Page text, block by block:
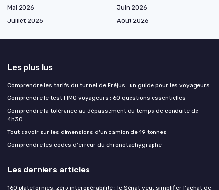
Mai 2026
Juin 2026
Juillet 2026
Août 2026
Les plus lus
Comprendre les tarifs du tunnel de Fréjus : un guide pour les voyageurs
Comprendre le test FIMO voyageurs : 60 questions essentielles
Comprendre la tolérance au dépassement du temps de conduite de
4h30
Tout savoir sur les dimensions d'un camion de 19 tonnes
Comprendre les codes d'erreur du chronotachygraphe
Les derniers articles
160 plateformes, zéro interopérabilité : le Sénat veut simplifier l'achat de